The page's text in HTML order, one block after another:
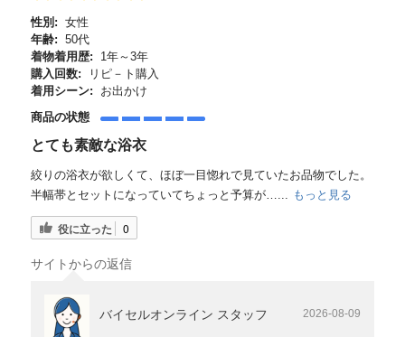
性別: 女性
年齢: 50代
着物着用歴:
1年～3年
購入回数:
リピ－ト購入
着用シーン:
お出かけ
商品の状態
とても素敵な浴衣
絞りの浴衣が欲しくて、ほぼ一目惚れで見ていたお品物でした。
半幅帯とセットになっていてちょっと予算が…...
もっと見る
役に立った 0
サイトからの返信
バイセルオンライン スタッフ 2026-08-09